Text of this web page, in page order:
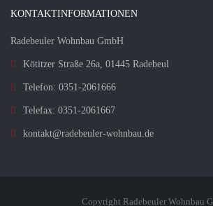
KONTAKTINFORMATIONEN
Radebeuler Wohnbau GmbH
Kötitzer Straße 26a, 01445 Radebeul
Telefon: 0351-2061666
Telefax: 0351-2061667
kontakt@radebeuler-wohnbau.de
Copyright Radebeuler Wohnbau